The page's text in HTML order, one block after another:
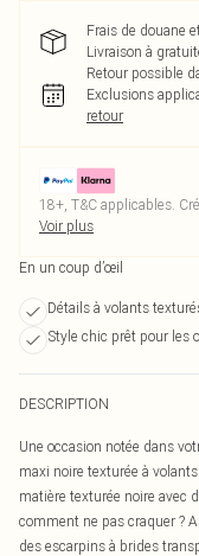
Frais de douane
Livraison à
Retour possible
Exclusions
retour
18+, T&C applicables.
Voir plus
En un coup d’œil
Détails à volants
Style chic prêt pour les
DESCRIPTION
Une occasion notée dans
maxi noire texturée à
matière texturée noire avec
comment ne pas craquer ?
des escarpins à brides